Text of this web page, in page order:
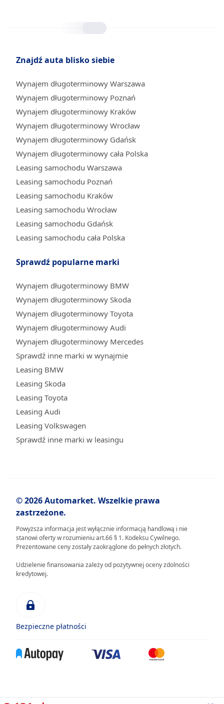
Znajdź auta blisko siebie
Wynajem długoterminowy Warszawa
Wynajem długoterminowy Poznań
Wynajem długoterminowy Kraków
Wynajem długoterminowy Wrocław
Wynajem długoterminowy Gdańsk
Wynajem długoterminowy cała Polska
Leasing samochodu Warszawa
Leasing samochodu Poznań
Leasing samochodu Kraków
Leasing samochodu Wrocław
Leasing samochodu Gdańsk
Leasing samochodu cała Polska
Sprawdź popularne marki
Wynajem długoterminowy BMW
Wynajem długoterminowy Skoda
Wynajem długoterminowy Toyota
Wynajem długoterminowy Audi
Wynajem długoterminowy Mercedes
Sprawdź inne marki w wynajmie
Leasing BMW
Leasing Skoda
Leasing Toyota
Leasing Audi
Leasing Volkswagen
Sprawdź inne marki w leasingu
© 2026 Automarket. Wszelkie prawa
zastrzeżone.
Powyższa informacja jest wyłącznie informacją handlową i nie
stanowi oferty w rozumieniu art.66 § 1. Kodeksu Cywilnego.
Prezentowane ceny zostały zaokrąglone do pełnych złotych.
Udzielenie finansowania zależy od pozytywnej oceny zdolności
kredytowej.
Bezpieczne płatności